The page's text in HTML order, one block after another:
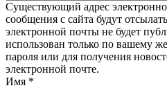
Существующий адрес
сообщения с сайта будут
электронной почты не будет
использован только по вашему
пароля или для получения
электронной почте.
Имя *